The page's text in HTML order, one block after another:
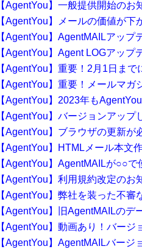
【AgentYou】一般提供開始のお
【AgentYou】メールの価値が
【AgentYou】AgentMAILアップ
【AgentYou】Agent LOGアップ
【AgentYou】重要！2月1日ま
【AgentYou】重要！メールマ
【AgentYou】2023年も
【AgentYou】バージョンアッ
【AgentYou】ブラウザの更新が
【AgentYou】HTMLメール本文
【AgentYou】AgentMAILが○○
【AgentYou】利用規約改定のお
【AgentYou】弊社を装った不
【AgentYou】旧AgentMAILの
【AgentYou】動画あり！バー
【AgentYou】AgentMAILバー